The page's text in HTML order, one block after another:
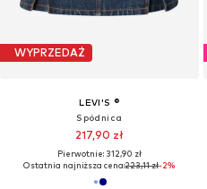
WYPRZEDAŻ
LEVI'S ®
Spódnica
217,90 zł
Pierwotnie: 312,90 zł
Ostatnia najniższa cena:223,11 zł-2%